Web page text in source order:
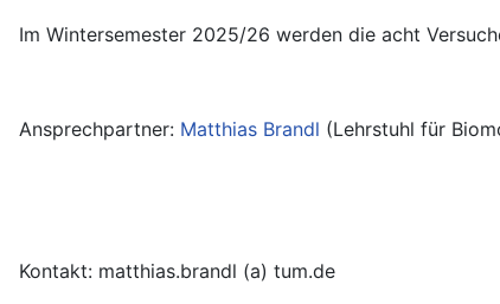
Im Wintersemester 2025/26 werden die acht
Ansprechpartner: Matthias Brandl (Lehrstuhl für
Kontakt: matthias.brandl (a) tum.de